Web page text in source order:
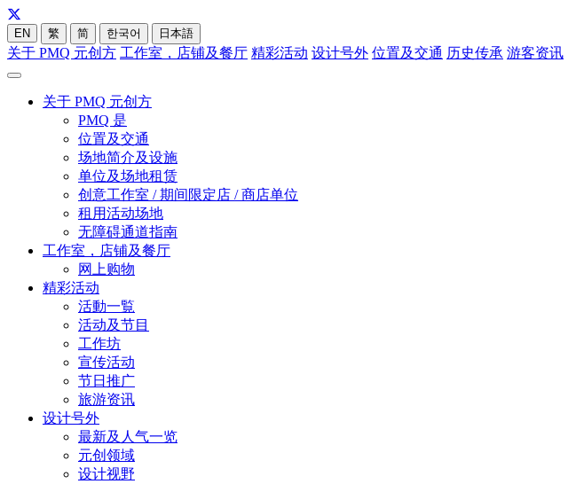
EN 繁 简 한국어 日本語
关于 PMQ 元创方 工作室，店铺及餐厅 精彩活动 设计号外 位置及交通 历史传承 游客资讯
关于 PMQ 元创方
PMQ 是
位置及交通
场地简介及设施
单位及场地租赁
创意工作室 / 期间限定店 / 商店单位
租用活动场地
无障碍通道指南
工作室，店铺及餐厅
网上购物
精彩活动
活動一覧
活动及节目
工作坊
宣传活动
节日推广
旅游资讯
设计号外
最新及人气一览
元创领域
设计视野